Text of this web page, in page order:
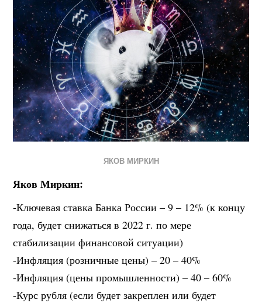
ЯКОВ МИРКИН
Яков Миркин:
-Ключевая ставка Банка России – 9 – 12% (к концу
года, будет снижаться в 2022 г. по мере
стабилизации финансовой ситуации)
-Инфляция (розничные цены) – 20 – 40%
-Инфляция (цены промышленности) – 40 – 60%
-Курс рубля (если будет закреплен или будет